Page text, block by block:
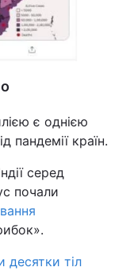
є однією
пандемії країн.
серед
почали
десятки тіл